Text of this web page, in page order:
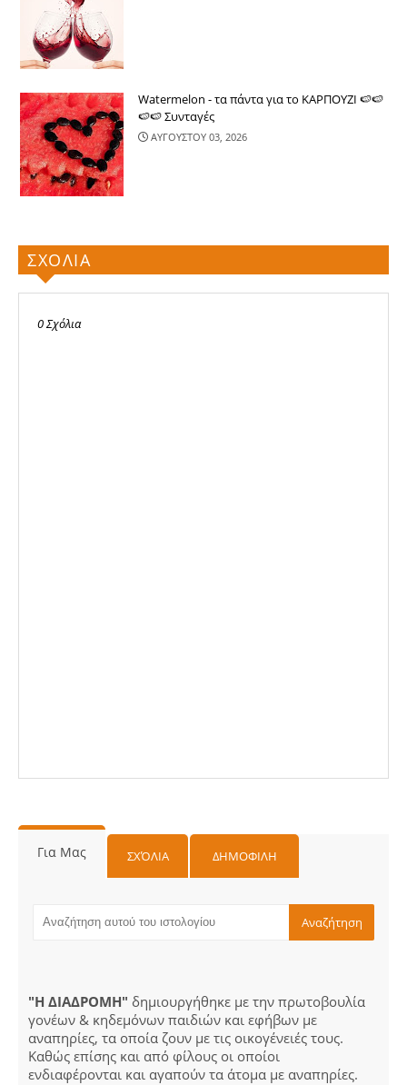
Watermelon - τα πάντα για το ΚΑΡΠΟΥΖΙ 🍉🍉
🍉🍉 Συνταγές
ΑΥΓΟΥΣΤΟΥ 03, 2026
ΣΧΟΛΙΑ
0 Σχόλια
Για Μας ΣΧΌΛΙΑ ΔΗΜΟΦΙΛΗ
"Η ΔΙΑΔΡΟΜΗ" δημιουργήθηκε με την πρωτοβουλία
γονέων & κηδεμόνων παιδιών και εφήβων με
αναπηρίες, τα οποία ζουν με τις οικογένειές τους.
Καθώς επίσης και από φίλους οι οποίοι
ενδιαφέρονται και αγαπούν τα άτομα με αναπηρίες.